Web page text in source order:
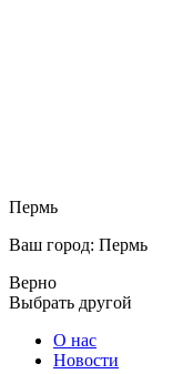
Пермь
Ваш город: Пермь
Верно
Выбрать другой
О нас
Новости